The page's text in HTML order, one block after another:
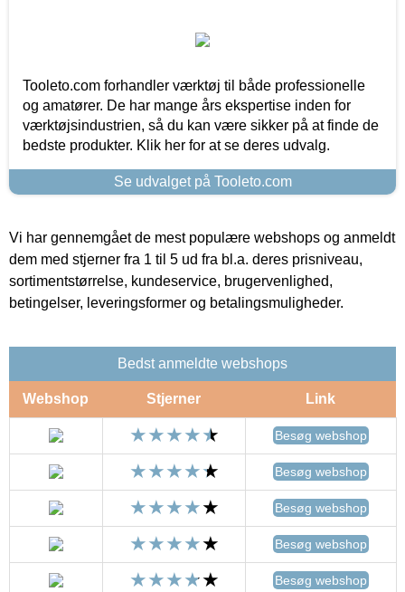
Tooleto.com forhandler værktøj til både professionelle
og amatører. De har mange års ekspertise inden for
værktøjsindustrien, så du kan være sikker på at finde de
bedste produkter. Klik her for at se deres udvalg.
Se udvalget på Tooleto.com
Vi har gennemgået de mest populære webshops og anmeldt
dem med stjerner fra 1 til 5 ud fra bl.a. deres prisniveau,
sortimentstørrelse, kundeservice, brugervenlighed,
betingelser, leveringsformer og betalingsmuligheder.
Bedst anmeldte webshops
Webshop Stjerner Link
Besøg webshop
Besøg webshop
Besøg webshop
Besøg webshop
Besøg webshop